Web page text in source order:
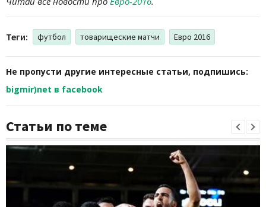
Теги: футбол товарищеские матчи Евро 2016
Не пропусти другие интересные статьи, подпишись:
bigmir)net в facebook
Статьи по теме